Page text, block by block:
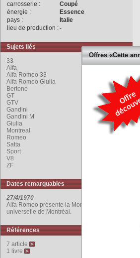
carrosserie :
Coupé
énergie :
Essence
pays :
Italie
lieu de production :-
Sujets liés
33
Alfa
Alfa Romeo 33
Alfa Romeo Giulia
Bertone
GT
GTV
Gandini
Gandini M
Giulia
Montreal
Romeo
Satta
Sport
V8
ZF
Dates remarquables
27/4/1970
Alfa Romeo présente la Montréal à l'exposition
universelle de Montréal.
Références
7 article
1 livre
Offres «Cette